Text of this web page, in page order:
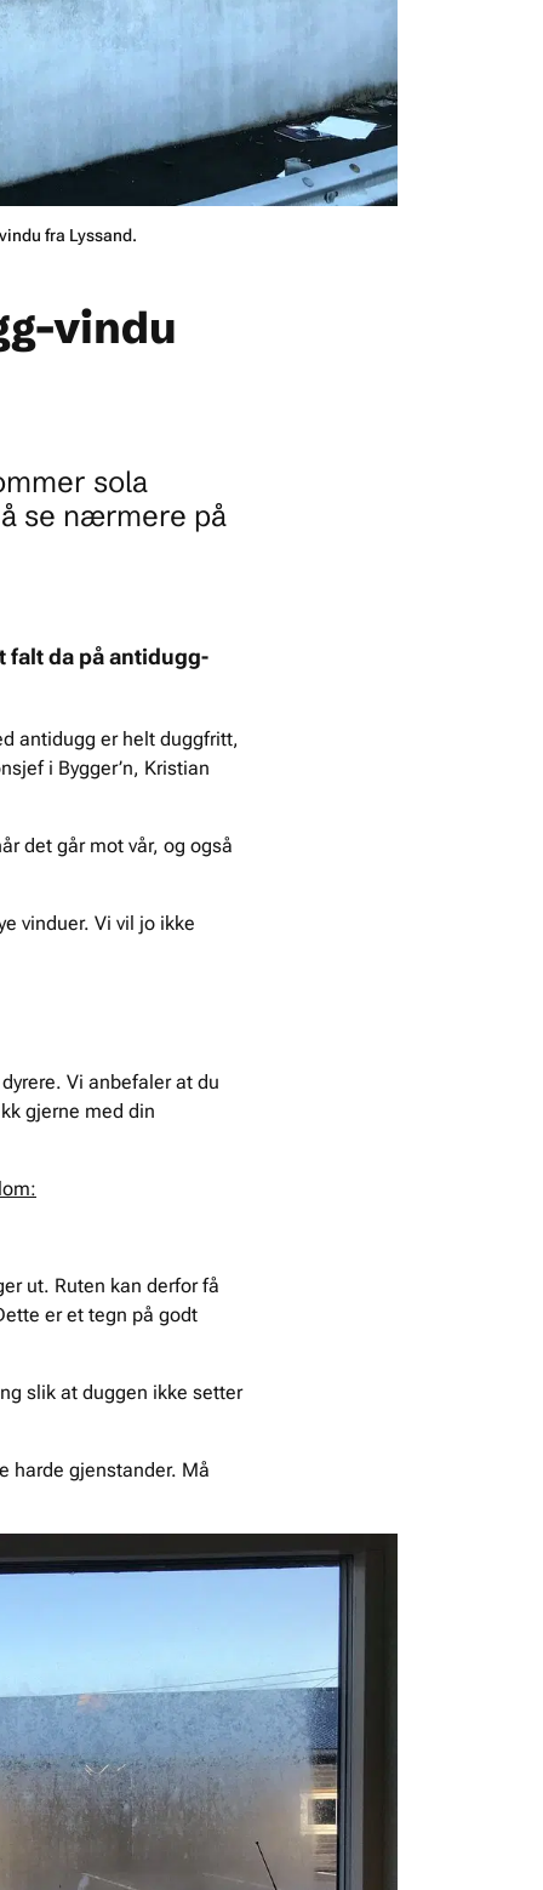
fra Lyssand.
vindu
sola
se nærmere på
falt da på antidugg-
antidugg er helt duggfritt,
i Bygger’n, Kristian
det går mot vår, og også
vinduer. Vi vil jo ikke
Vi anbefaler at du
gjerne med din
ut. Ruten kan derfor få
er et tegn på godt
slik at duggen ikke setter
harde gjenstander. Må